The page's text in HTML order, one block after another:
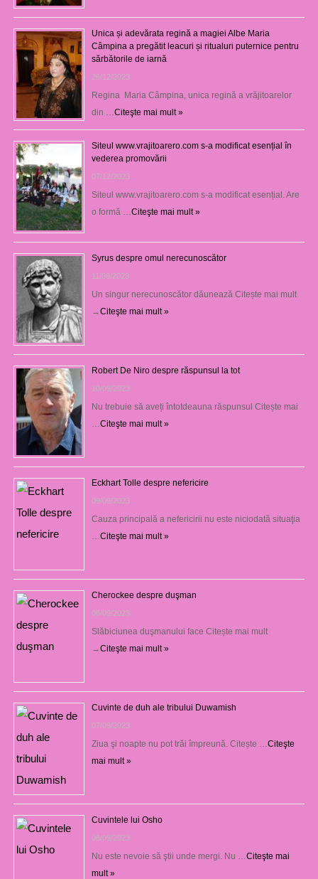
Unica și adevărata regină a magiei Albe Maria
Câmpina a pregătit leacuri și ritualuri puternice pentru
sărbătorile de iarnă
26/12/2023
Regina Maria Câmpina, unica regină a vrăjitoarelor
din … Citeşte mai mult »
Siteul www.vrajitoarero.com s-a modificat esențial în
vederea promovării
07/12/2023
Siteul www.vrajitoarero.com s-a modificat esențial. Are
o formă … Citeşte mai mult »
Syrus despre omul nerecunoscător
11/09/2023
Un singur nerecunoscător dăunează Citește mai mult
→Citeşte mai mult »
Robert De Niro despre răspunsul la tot
10/09/2023
Nu trebuie să aveți întotdeauna răspunsul Citește mai
Citeşte mai mult »
Eckhart Tolle despre nefericire
09/09/2023
Cauza principală a nefericirii nu este niciodată situaţia
Citeşte mai mult »
Cherockee despre duşman
08/09/2023
Slăbiciunea duşmanului face Citește mai mult
→Citeşte mai mult »
Cuvinte de duh ale tribului Duwamish
07/09/2023
Ziua şi noapte nu pot trăi împreună. Citește … Citeşte
mai mult »
Cuvintele lui Osho
06/09/2023
Nu este nevoie să ştii unde mergi. Nu … Citeşte mai
mult »